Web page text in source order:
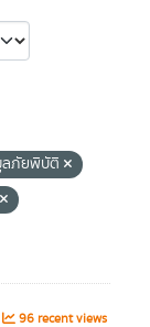
ภัยพิบัติ
96 recent views